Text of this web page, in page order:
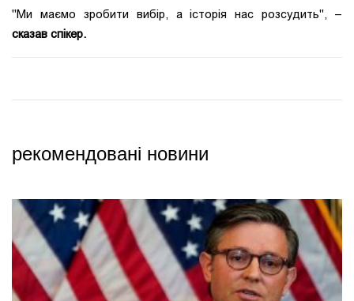
"Ми маємо зробити вибір, а історія нас розсудить", –
сказав спікер.
рекомендовані новини